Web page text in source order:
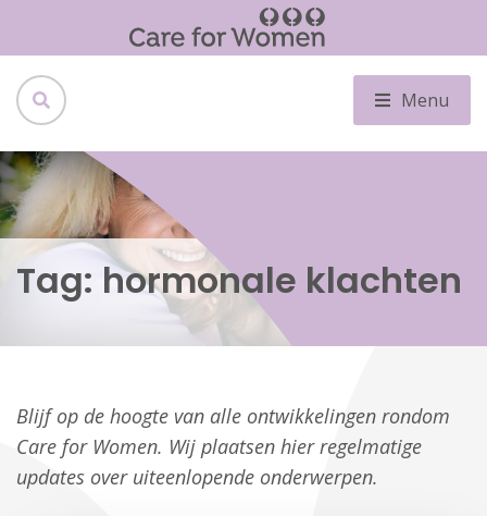
Menu
Tag: hormonale klachten
Blijf op de hoogte van alle ontwikkelingen rondom
Care for Women. Wij plaatsen hier regelmatige
updates over uiteenlopende onderwerpen.